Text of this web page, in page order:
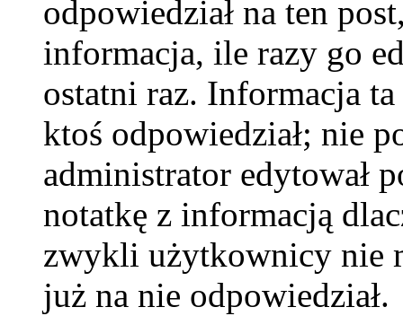
odpowiedział na ten
informacja, ile razy go
ostatni raz. Informacja
ktoś odpowiedział; nie
administrator edytował
notatkę z informacją
zwykli użytkownicy nie
już na nie odpowiedział.